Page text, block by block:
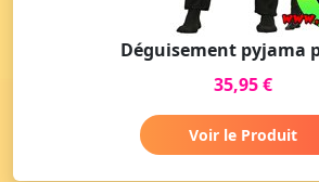
Déguisement pyjama
35,95 €
Voir le Produit